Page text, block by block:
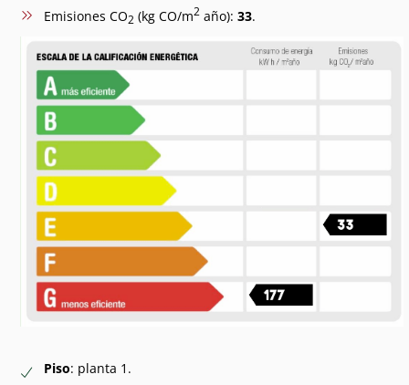
Emisiones CO2 (kg CO/m2año): 33.
Piso: planta 1.